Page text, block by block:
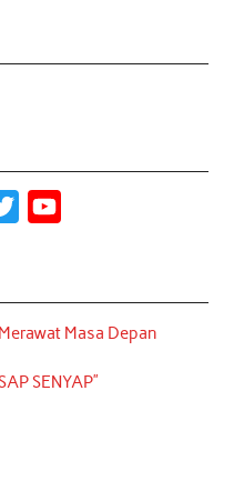
t
t
e
T
u
b
Masa Depan
SENYAP”